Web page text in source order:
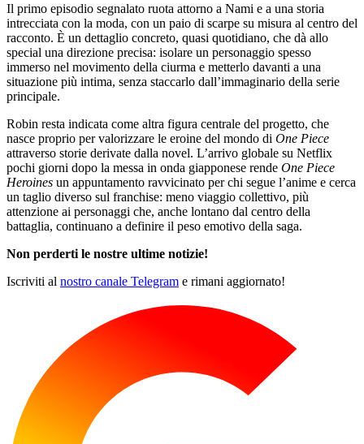
Il primo episodio segnalato ruota attorno a Nami e a una storia
intrecciata con la moda, con un paio di scarpe su misura al centro del
racconto. È un dettaglio concreto, quasi quotidiano, che dà allo
special una direzione precisa: isolare un personaggio spesso
immerso nel movimento della ciurma e metterlo davanti a una
situazione più intima, senza staccarlo dall’immaginario della serie
principale.
Robin resta indicata come altra figura centrale del progetto, che
nasce proprio per valorizzare le eroine del mondo di One Piece
attraverso storie derivate dalla novel. L’arrivo globale su Netflix
pochi giorni dopo la messa in onda giapponese rende One Piece
Heroines un appuntamento ravvicinato per chi segue l’anime e cerca
un taglio diverso sul franchise: meno viaggio collettivo, più
attenzione ai personaggi che, anche lontano dal centro della
battaglia, continuano a definire il peso emotivo della saga.
Non perderti le nostre ultime notizie!
Iscriviti al nostro canale Telegram e rimani aggiornato!